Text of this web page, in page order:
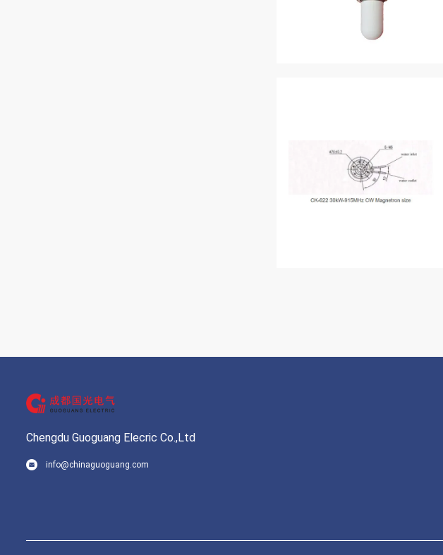
Chengdu Guoguang Elecric Co.,Ltd
info@chinaguoguang.com